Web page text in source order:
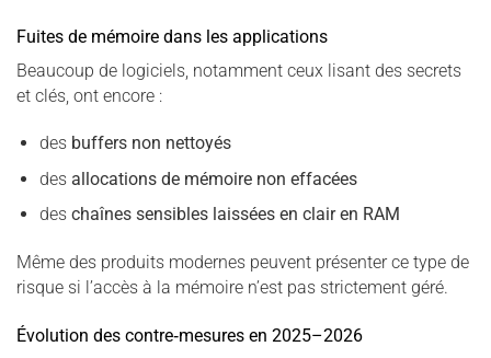
Fuites de mémoire dans les applications
Beaucoup de logiciels, notamment ceux lisant des secrets
et clés, ont encore :
des buffers non nettoyés
des allocations de mémoire non effacées
des chaînes sensibles laissées en clair en RAM
Même des produits modernes peuvent présenter ce type de
risque si l’accès à la mémoire n’est pas strictement géré.
Évolution des contre‑mesures en 2025–2026